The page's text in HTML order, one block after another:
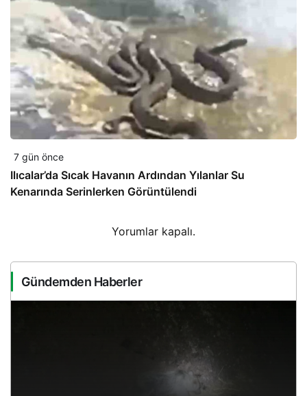
7 gün önce
Ilıcalar’da Sıcak Havanın Ardından Yılanlar Su
Kenarında Serinlerken Görüntülendi
Yorumlar kapalı.
Gündemden Haberler